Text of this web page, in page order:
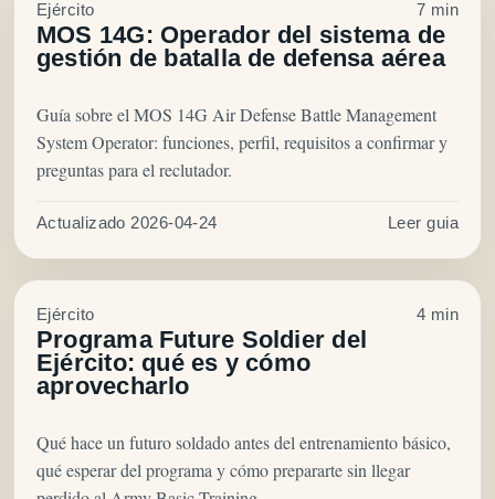
Ejército 7 min
MOS 14G: Operador del sistema de
gestión de batalla de defensa aérea
Guía sobre el MOS 14G Air Defense Battle Management
System Operator: funciones, perfil, requisitos a confirmar y
preguntas para el reclutador.
Actualizado 2026-04-24 Leer guia
Ejército 4 min
Programa Future Soldier del
Ejército: qué es y cómo
aprovecharlo
Qué hace un futuro soldado antes del entrenamiento básico,
qué esperar del programa y cómo prepararte sin llegar